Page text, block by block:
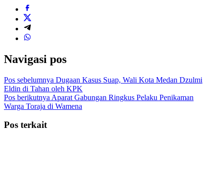
Navigasi pos
Pos sebelumnya Dugaan Kasus Suap, Wali Kota Medan Dzulmi
Eldin di Tahan oleh KPK
Pos berikutnya Aparat Gabungan Ringkus Pelaku Penikaman
Warga Toraja di Wamena
Pos terkait